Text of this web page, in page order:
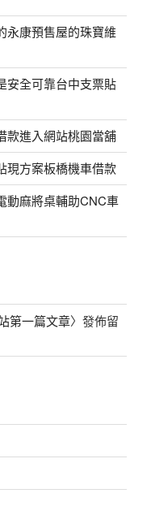
永康預售屋的珠寶維
安全可靠台中支票貼
款進入網站桃園當舖
現方案板橋機車借款
動麻將桌輔助CNC車
第一篇文章〉發佈留